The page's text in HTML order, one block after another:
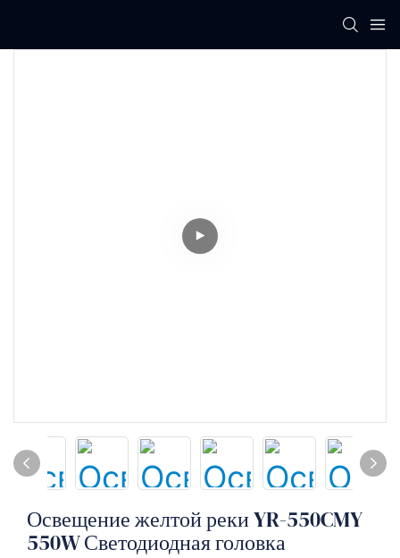
Освещение желтой реки YR-550CMY
550W Светодиодная головка